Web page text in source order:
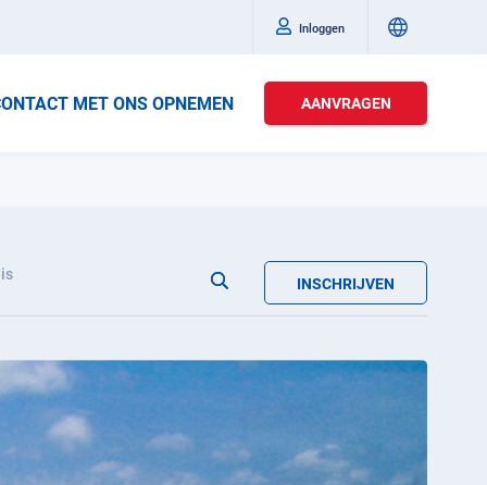
Inloggen
MET ONS OPNEMEN AANVRAGEN
INSCHRIJVEN